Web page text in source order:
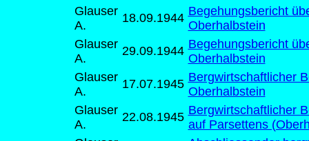
Glauser
A.
18.09.1944 Begehungsbericht
Oberhalbstein
Glauser
A.
29.09.1944 Begehungsbericht
Oberhalbstein
Glauser
A.
17.07.1945 Bergwirtschaftlicher
Oberhalbstein
Glauser
A.
22.08.1945 Bergwirtschaftlicher
auf Parsettens